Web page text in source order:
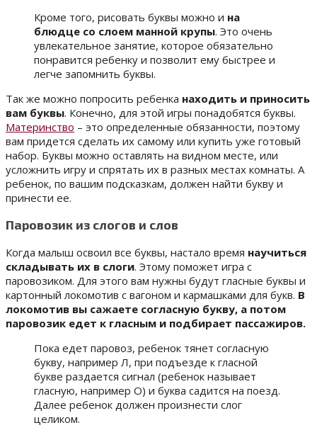
Кроме того, рисовать буквы можно и на
блюдце со слоем манной крупы. Это очень
увлекательное занятие, которое обязательно
понравится ребенку и позволит ему быстрее и
легче запомнить буквы.
Так же можно попросить ребенка находить и приносить
вам буквы. Конечно, для этой игры понадобятся буквы.
Материнство – это определенные обязанности, поэтому
вам придется сделать их самому или купить уже готовый
набор. Буквы можно оставлять на видном месте, или
усложнить игру и спрятать их в разных местах комнаты. А
ребенок, по вашим подсказкам, должен найти букву и
принести ее.
Паровозик из слогов и слов
Когда малыш освоил все буквы, настало время научиться
складывать их в слоги. Этому поможет игра с
паровозиком. Для этого вам нужны будут гласные буквы и
картонный локомотив с вагоном и кармашками для букв. В
локомотив вы сажаете согласную букву, а потом
паровозик едет к гласным и подбирает пассажиров.
Пока едет паровоз, ребенок тянет согласную
букву, например Л, при подъезде к гласной
букве раздается сигнал (ребенок называет
гласную, например О) и буква садится на поезд.
Далее ребенок должен произнести слог
целиком.